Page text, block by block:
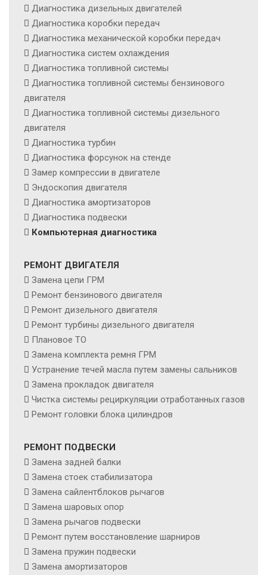
Диагностика дизельных двигателей
Диагностика коробки передач
Диагностика механической коробки передач
Диагностика систем охлаждения
Диагностика топливной системы
Диагностика топливной системы бензинового
двигателя
Диагностика топливной системы дизельного
двигателя
Диагностика турбин
Диагностика форсунок на стенде
Замер компрессии в двигателе
Эндоскопия двигателя
Диагностика амортизаторов
Диагностика подвески
Компьютерная диагностика
РЕМОНТ ДВИГАТЕЛЯ
Замена цепи ГРМ
Ремонт бензинового двигателя
Ремонт дизельного двигателя
Ремонт турбины дизельного двигателя
Плановое ТО
Замена комплекта ремня ГРМ
Устранение течей масла путем замены сальников
Замена прокладок двигателя
Чистка системы рециркуляции отработанных газов
Ремонт головки блока цилиндров
РЕМОНТ ПОДВЕСКИ
Замена задней балки
Замена стоек стабилизатора
Замена сайлентблоков рычагов
Замена шаровых опор
Замена рычагов подвески
Ремонт путем восстановление шарниров
Замена пружин подвески
Замена амортизаторов